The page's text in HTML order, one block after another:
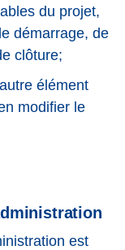
du projet,
démarrage, de
clôture;
élément
modifier le
est